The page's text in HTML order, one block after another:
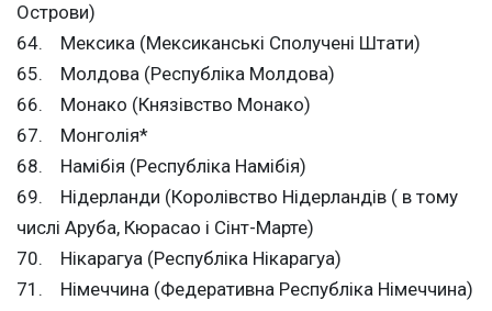
Острови)
64. Мексика (Мексиканські Сполучені Штати)
65. Молдова (Республіка Молдова)
66. Монако (Князівство Монако)
67. Монголія*
68. Намібія (Республіка Намібія)
69. Нідерланди (Королівство Нідерландів ( в тому
числі Аруба, Кюрасао і Сінт-Марте)
70. Нікарагуа (Республіка Нікарагуа)
71. Німеччина (Федеративна Республіка Німеччина)